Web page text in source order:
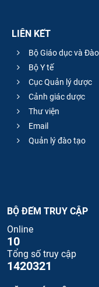
LIÊN KẾT
Bộ Giáo dục và
Bộ Y tế
Cục Quản lý dược
Cảnh giác dược
Thư viện
Email
Quản lý đào tạo
BỘ ĐẾM TRUY CẬP
Online
10
Tổng số truy cập
1420321